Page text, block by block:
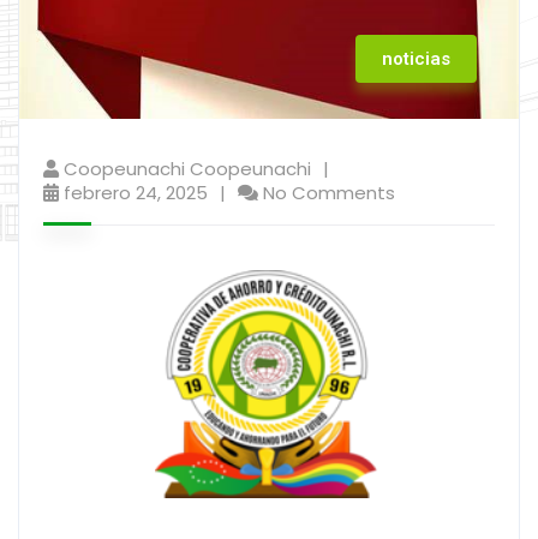
noticias
Coopeunachi Coopeunachi
febrero 24, 2025
No Comments